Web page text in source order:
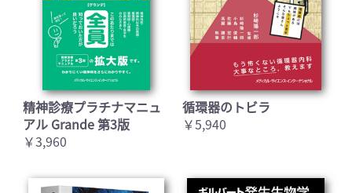
精神診療プラチナマニュ
アル Grande 第3版
￥3,960
循環器のトビラ
￥5,940